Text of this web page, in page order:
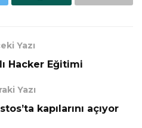
Yazı
Hacker Eğitimi
Yazı
kapılarını açıyor